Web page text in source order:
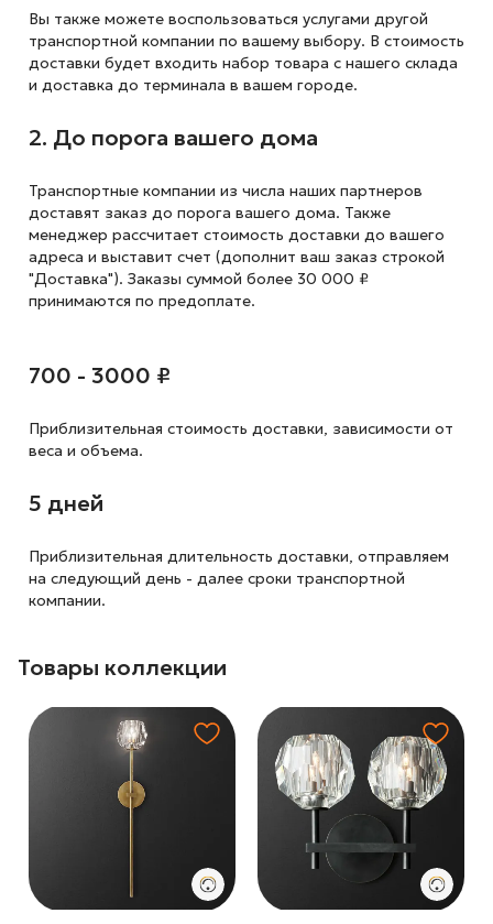
Вы также можете воспользоваться услугами другой
транспортной компании по вашему выбору. В стоимость
доставки будет входить набор товара с нашего склада
и доставка до терминала в вашем городе.
2. До порога вашего дома
Транспортные компании из числа наших партнеров
доставят заказ до порога вашего дома. Также
менеджер рассчитает стоимость доставки до вашего
адреса и выставит счет (дополнит ваш заказ строкой
"Доставка"). Заказы суммой более 30 000 ₽
принимаются по предоплате.
700 - 3000 ₽
Приблизительная стоимость доставки, зависимости от
веса и объема.
5 дней
Приблизительная длительность доставки, отправляем
на следующий день - далее сроки транспортной
компании.
Товары коллекции